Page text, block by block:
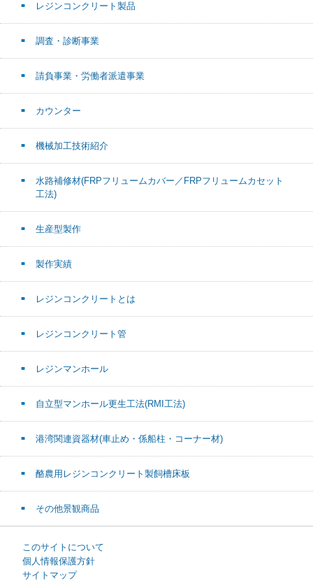
レジンコンクリート製品
調査・診断事業
請負事業・労働者派遣事業
カウンター
機械加工技術紹介
水路補修材(FRPフリュームカバー／FRPフリュームカセット
工法)
生産型製作
製作実績
レジンコンクリートとは
レジンコンクリート管
レジンマンホール
自立型マンホール更生工法(RMI工法)
港湾関連資器材(車止め・係船柱・コーナー材)
酪農用レジンコンクリート製飼槽床板
その他景観商品
このサイトについて
個人情報保護方針
サイトマップ